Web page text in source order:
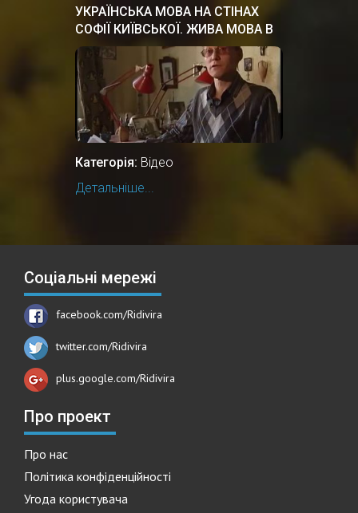
УКРАЇНСЬКА МОВА НА СТІНАХ
СОФІЇ КИЇВСЬКОЇ. ЖИВА МОВА В
КИЇВСЬКІЙ РУСІ
Категорія: Відео
Детальніше...
Соціальні мережі
facebook.com/Ridivira
twitter.com/Ridivira
plus.google.com/Ridivira
Про проект
Про нас
Політика конфіденційності
Угода користувача